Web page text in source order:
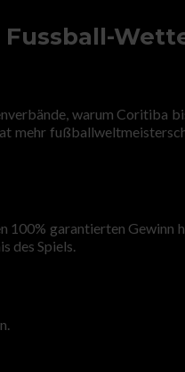
warum Coritiba
mehr
100% garantierten Gewinn
des Spiels.